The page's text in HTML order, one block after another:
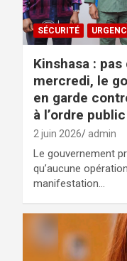
SÉCURITÉ
Kinshasa :
mercredi, le
en garde
à l’ordre public
2 juin 2026 admin
Le gouvernement
qu’aucune
manifestation…